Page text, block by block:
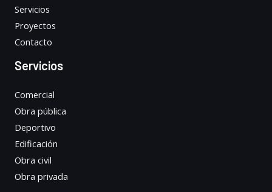
Servicios
Proyectos
Contacto
Servicios
Comercial
Obra pública
Deportivo
Edificación
Obra civil
Obra privada